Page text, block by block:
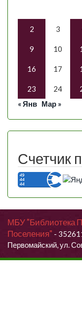
2 3
9 10
16 17
23 24
« Янв Мар »
Счетчик
МБУ "Библиотека
Поселения" -
Первомайский, ул.